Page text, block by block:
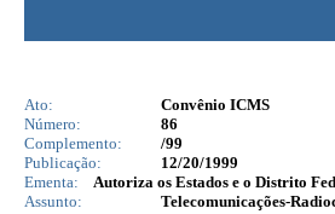
Ato:
Convênio ICMS
Número:
86
Complemento:
/99
Publicação:
12/20/1999
Ementa:
Autoriza os Estados e o Distrito
Assunto:
Telecomunicações-